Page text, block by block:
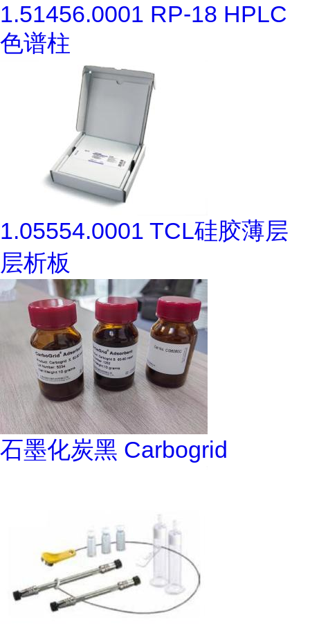
1.51456.0001 RP-18 HPLC
色谱柱
1.05554.0001 TCL硅胶薄层
层析板
石墨化炭黑 Carbogrid